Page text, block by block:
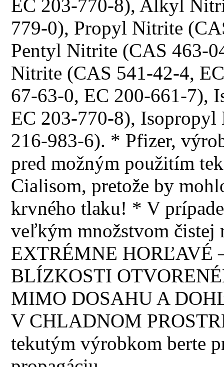
EC 203-770-8), Alkyl
779-0), Propyl Nitrite
Pentyl Nitrite (CAS 463-
Nitrite (CAS 541-42-4,
67-63-0, EC 200-661-7),
EC 203-770-8),
216-983-6). * Pfizer,
pred možným použitím
Cialisom, pretože by
krvného tlaku! * V
veľkým množstvom čistej
EXTRÉMNE HORĽAVÉ
BLÍZKOSTI
MIMO DOSAHU A
V CHLADNOM
tekutým výrobkom berte